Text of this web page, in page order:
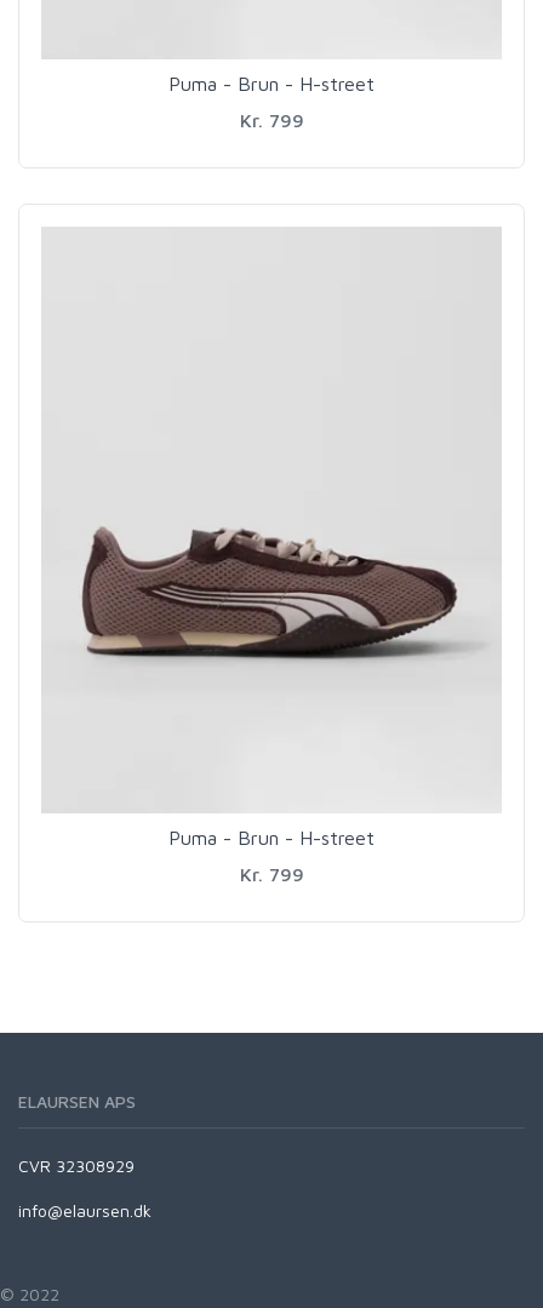
Puma - Brun - H-street
Kr. 799
Puma - Brun - H-street
Kr. 799
ELAURSEN APS
CVR 32308929
info@elaursen.dk
© 2022